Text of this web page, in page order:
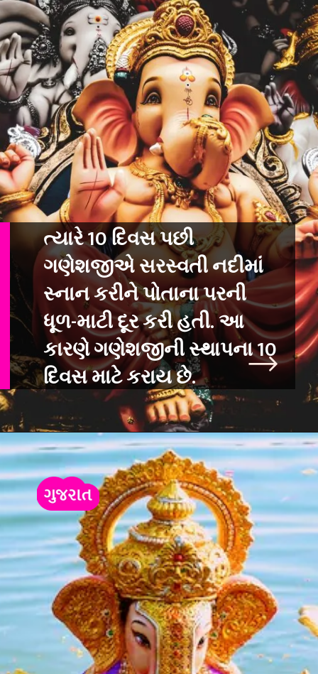
ત્યારે 10 દિવસ પછી
ગણેશજીએ સરસ્વતી નદીમાં
સ્નાન કરીને પોતાના પરની
ધૂળ-માટી દૂર કરી હતી. આ
કારણે ગણેશજીની સ્થાપના 10
દિવસ માટે કરાય છે.